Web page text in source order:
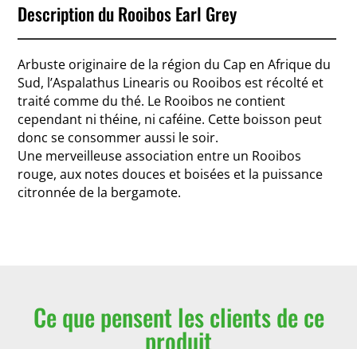
Description du Rooibos Earl Grey
Arbuste originaire de la région du Cap en Afrique du
Sud, l’Aspalathus Linearis ou Rooibos est récolté et
traité comme du thé. Le Rooibos ne contient
cependant ni théine, ni caféine. Cette boisson peut
donc se consommer aussi le soir.
Une merveilleuse association entre un Rooibos
rouge, aux notes douces et boisées et la puissance
citronnée de la bergamote.
Ce que pensent les clients de ce
produit